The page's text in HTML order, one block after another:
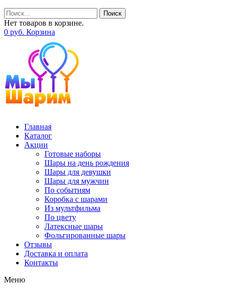
Поиск
Нет товаров в корзине.
0 руб. Корзина
Главная
Каталог
Акции
Готовые наборы
Шары на день рождения
Шары для девушки
Шары для мужчин
По событиям
Коробка с шарами
Из мультфильма
По цвету
Латексные шары
Фольгированные шары
Отзывы
Доставка и оплата
Контакты
Меню